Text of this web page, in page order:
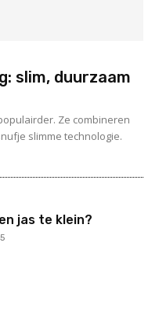
slim, duurzaam
Ze combineren
slimme technologie.
jas te klein?